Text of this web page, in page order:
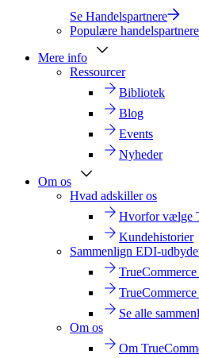
Se Handelspartnere
Populære handelspartnere
Mere info
Ressourcer
Bibliotek
Blog
Events
Nyheder
Om os
Hvad adskiller os
Hvorfor vælge
Kundehistorier
Sammenlign EDI-
Se alle
Om os
Om